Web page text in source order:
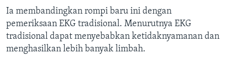
Ia membandingkan rompi baru ini dengan
pemeriksaan EKG tradisional. Menurutnya EKG
tradisional dapat menyebabkan ketidaknyamanan dan
menghasilkan lebih banyak limbah.